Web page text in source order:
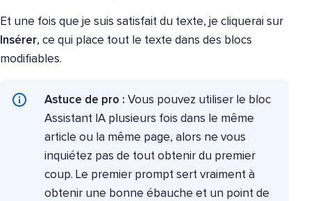
Et une fois que je suis satisfait du texte, je cliquerai sur
Insérer, ce qui place tout le texte dans des blocs
modifiables.
Astuce de pro : Vous pouvez utiliser le bloc
Assistant IA plusieurs fois dans le même
article ou la même page, alors ne vous
inquiétez pas de tout obtenir du premier
coup. Le premier prompt sert vraiment à
obtenir une bonne ébauche et un point de